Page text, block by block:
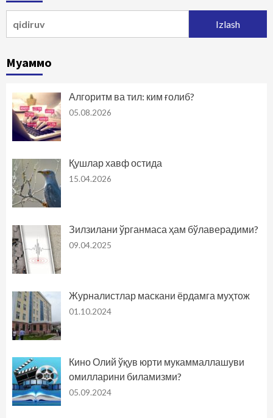
Муаммо
Алгоритм ва тил: ким ғолиб?
05.08.2026
Қушлар хавф остида
15.04.2026
Зилзилани ўрганмаса ҳам бўлаверадими?
09.04.2025
Журналистлар маскани ёрдамга муҳтож
01.10.2024
Кино Олий ўқув юрти мукаммаллашуви
омилларини биламизми?
05.09.2024